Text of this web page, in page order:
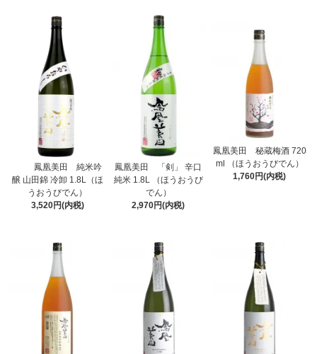
鳳凰美田 純米吟
醸 山田錦 冷卸 1.8L（ほ
うおうびでん）
3,520円(内税)
鳳凰美田 「剣」 辛口
純米 1.8L （ほうおうび
でん）
2,970円(内税)
鳳凰美田 秘蔵梅酒 720
ml （ほうおうびでん）
1,760円(内税)